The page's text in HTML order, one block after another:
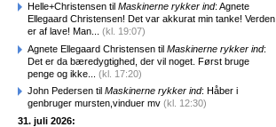
Helle+Christensen til Maskinerne rykker ind: Agnete
Ellegaard Christensen! Det var akkurat min tanke! Verden
er af lave! Man... (kl. 19:07)
Agnete Ellegaard Christensen til Maskinerne rykker ind:
Det er da bæredygtighed, der vil noget. Først bruge
penge og ikke... (kl. 17:20)
John Pedersen til Maskinerne rykker ind: Håber i
genbruger mursten,vinduer mv (kl. 12:30)
31. juli 2026: